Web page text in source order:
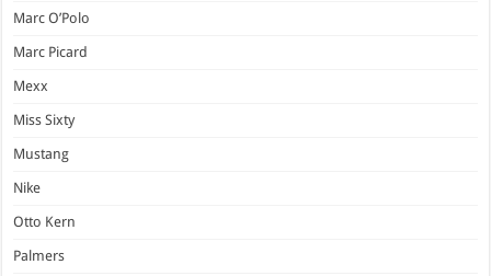
Marc O’Polo
Marc Picard
Mexx
Miss Sixty
Mustang
Nike
Otto Kern
Palmers